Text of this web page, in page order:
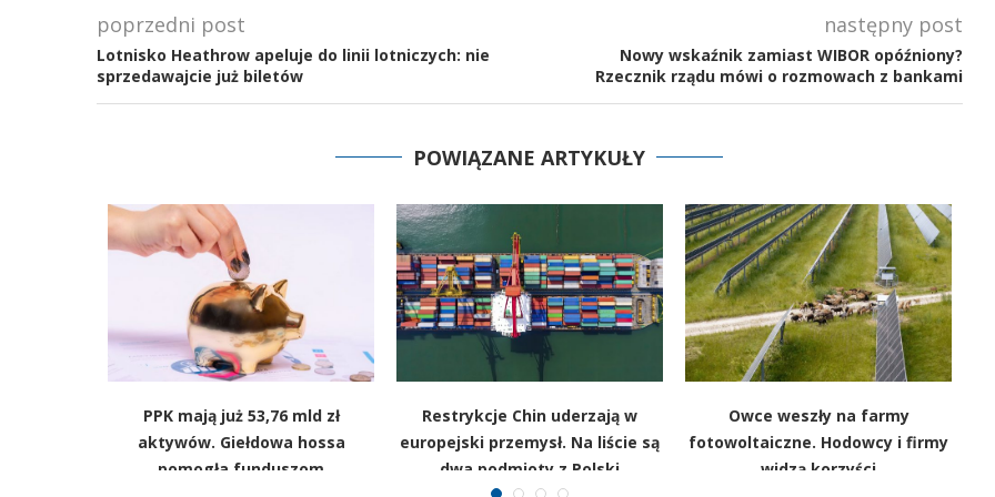
poprzedni post
Lotnisko Heathrow apeluje do linii lotniczych: nie
sprzedawajcie już biletów
następny post
Nowy wskaźnik zamiast WIBOR opóźniony?
Rzecznik rządu mówi o rozmowach z bankami
POWIĄZANE ARTYKUŁY
PPK mają już 53,76 mld zł
aktywów. Giełdowa hossa
pomogła funduszom
Restrykcje Chin uderzają w
europejski przemysł. Na liście są
dwa podmioty z Polski
Owce weszły na farmy
fotowoltaiczne. Hodowcy i firmy
widzą korzyści